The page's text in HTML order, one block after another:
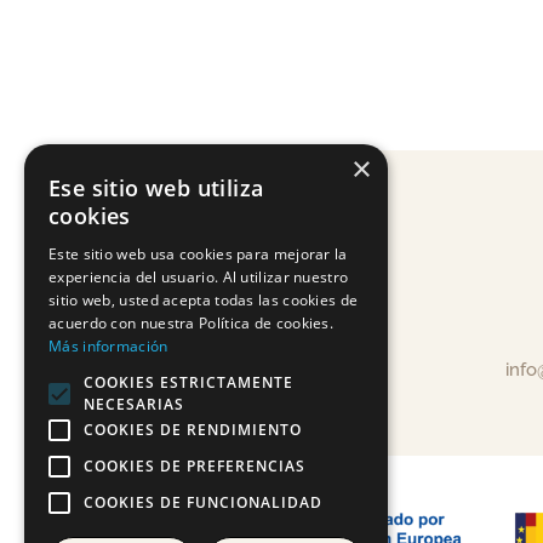
×
Ese sitio web utiliza
cookies
Este sitio web usa cookies para mejorar la
experiencia del usuario. Al utilizar nuestro
sitio web, usted acepta todas las cookies de
acuerdo con nuestra Política de cookies.
Más información
COOKIES ESTRICTAMENTE
NECESARIAS
COOKIES DE RENDIMIENTO
COOKIES DE PREFERENCIAS
COOKIES DE FUNCIONALIDAD